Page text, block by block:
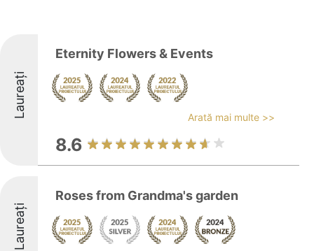
Laureați
Eternity Flowers & Events
Arată mai multe >>
8.6
Laureați
Roses from Grandma's garden